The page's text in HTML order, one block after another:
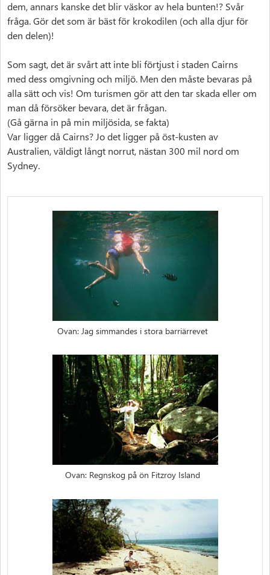
dem, annars kanske det blir väskor av hela bunten!? Svår
fråga. Gör det som är bäst för krokodilen (och alla djur för
den delen)!
Som sagt, det är svårt att inte bli förtjust i staden Cairns
med dess omgivning och miljö. Men den måste bevaras på
alla sätt och vis! Om turismen gör att den tar skada eller om
man då försöker bevara, det är frågan.
(Gå gärna in på min miljösida, se fakta)
Var ligger då Cairns? Jo det ligger på öst-kusten av
Australien, väldigt långt norrut, nästan 300 mil nord om
Sydney.
Ovan: Jag simmandes i stora barriärrevet
Ovan: Regnskog på ön Fitzroy Island